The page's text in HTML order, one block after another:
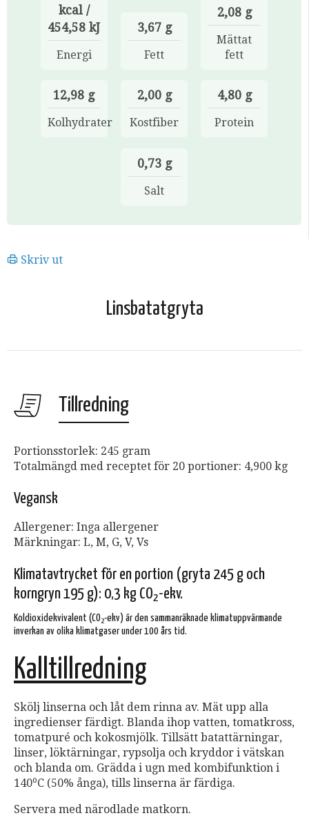
kcal /
454,58 kJ
Energi
3,67 g
Fett
2,08 g
Mättat
fett
12,98 g
Kolhydrater
2,00 g
Kostfiber
4,80 g
Protein
0,73 g
Salt
Skriv ut
Linsbatatgryta
Tillredning
Portionsstorlek: 245 gram
Totalmängd med receptet för 20 portioner: 4,900 kg
Vegansk
Allergener: Inga allergener
Märkningar: L, M, G, V, Vs
Klimatavtrycket för en portion (gryta 245 g och
korngryn 195 g): 0,3 kg CO2-ekv.
Koldioxidekvivalent (CO2-ekv) är den sammanräknade klimatuppvärmande
inverkan av olika klimatgaser under 100 års tid.
Kalltillredning
Skölj linserna och låt dem rinna av. Mät upp alla
ingredienser färdigt. Blanda ihop vatten, tomatkross,
tomatpuré och kokosmjölk. Tillsätt batattärningar,
linser, löktärningar, rypsolja och kryddor i vätskan
och blanda om. Grädda i ugn med kombifunktion i
140oC (50% ånga), tills linserna är färdiga.
Servera med närodlade matkorn.